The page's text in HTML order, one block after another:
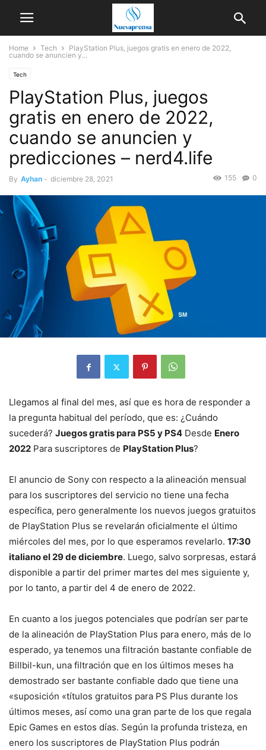
Home Tech
PlayStation Plus, juegos gratis en enero de 2022,
cuando se anuncien y...
Tech
PlayStation Plus, juegos
gratis en enero de 2022,
cuando se anuncien y
predicciones – nerd4.life
By Ayhan - diciembre 28, 2021 0
155
Llegamos al final del mes, así que es hora de responder a
la pregunta habitual del período, que es: ¿Cuándo
sucederá? Juegos gratis para PS5 y PS4 Desde Enero
2022 Para suscriptores de PlayStation Plus?
El anuncio de Sony con respecto a la alineación mensual
para los suscriptores del servicio no tiene una fecha
específica, pero generalmente los nuevos juegos gratuitos
de PlayStation Plus se revelarán oficialmente el último
miércoles del mes, por lo que esperamos revelarlo. 17:30
italiano el 29 de diciembre. Luego, salvo sorpresas, estará
disponible a partir del primer martes del mes siguiente y,
por lo tanto, a partir del 4 de enero de 2022.
En cuanto a los juegos potenciales que podrían ser parte
de la alineación de PlayStation Plus para enero, más de lo
esperado, ya tenemos una filtración bastante confiable de
Billbil-kun, una filtración que en los últimos meses ha
demostrado ser bastante confiable dado que tiene una
«suposición «títulos gratuitos para PS Plus durante los
últimos meses, así como una gran parte de los que regala
Epic Games en estos días. Según la profunda tristeza, en
enero los suscriptores de PlayStation Plus podrán